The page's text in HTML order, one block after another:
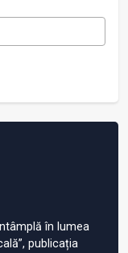
în lumea
publicația